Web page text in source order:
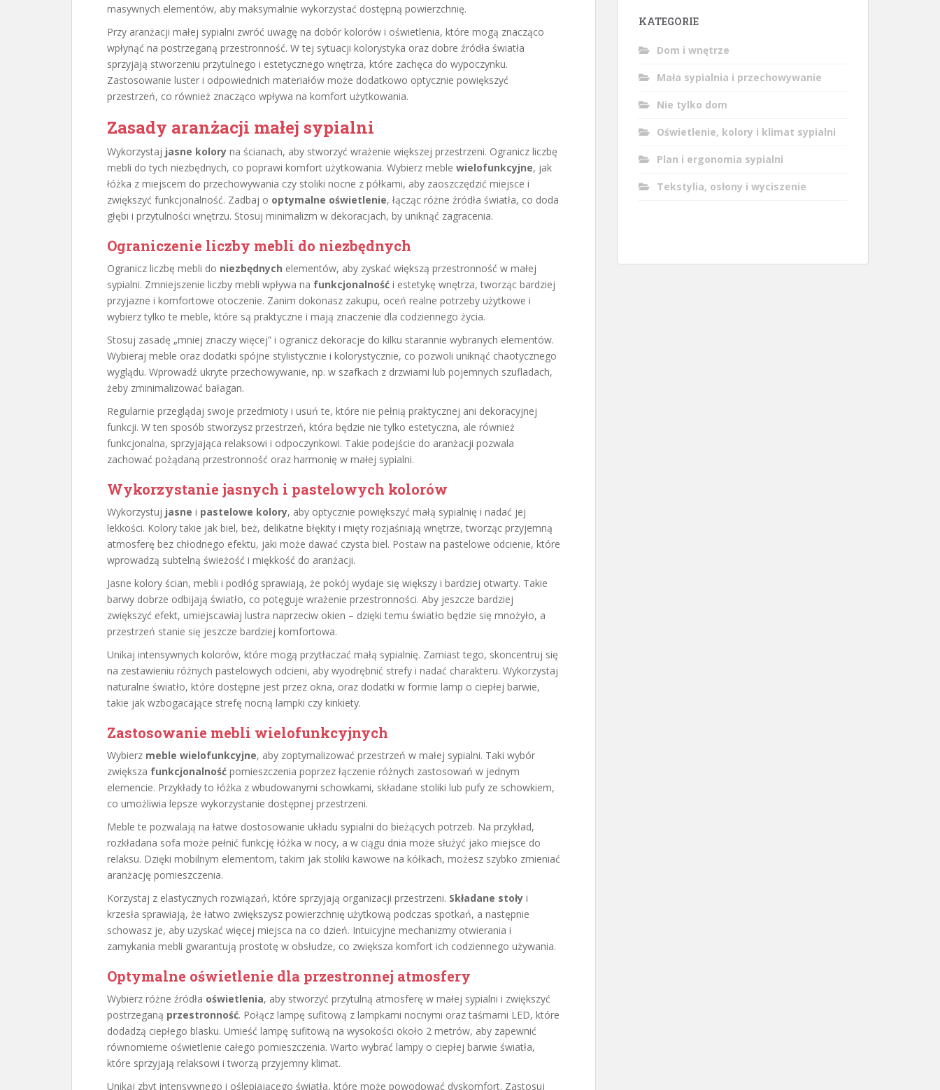
masywnych elementów, aby maksymalnie wykorzystać dostępną powierzchnię.
Przy aranżacji małej sypialni zwróć uwagę na dobór kolorów i oświetlenia, które mogą znacząco
wpłynąć na postrzeganą przestronność. W tej sytuacji kolorystyka oraz dobre źródła światła
sprzyjają stworzeniu przytulnego i estetycznego wnętrza, które zachęca do wypoczynku.
Zastosowanie luster i odpowiednich materiałów może dodatkowo optycznie powiększyć
przestrzeń, co również znacząco wpływa na komfort użytkowania.
Zasady aranżacji małej sypialni
Wykorzystaj jasne kolory na ścianach, aby stworzyć wrażenie większej przestrzeni. Ogranicz liczbę
mebli do tych niezbędnych, co poprawi komfort użytkowania. Wybierz meble wielofunkcyjne, jak
łóżka z miejscem do przechowywania czy stoliki nocne z półkami, aby zaoszczędzić miejsce i
zwiększyć funkcjonalność. Zadbaj o optymalne oświetlenie, łącząc różne źródła światła, co doda
głębi i przytulności wnętrzu. Stosuj minimalizm w dekoracjach, by uniknąć zagracenia.
Ograniczenie liczby mebli do niezbędnych
Ogranicz liczbę mebli do niezbędnych elementów, aby zyskać większą przestronność w małej
sypialni. Zmniejszenie liczby mebli wpływa na funkcjonalność i estetykę wnętrza, tworząc bardziej
przyjazne i komfortowe otoczenie. Zanim dokonasz zakupu, oceń realne potrzeby użytkowe i
wybierz tylko te meble, które są praktyczne i mają znaczenie dla codziennego życia.
Stosuj zasadę „mniej znaczy więcej” i ogranicz dekoracje do kilku starannie wybranych elementów.
Wybieraj meble oraz dodatki spójne stylistycznie i kolorystycznie, co pozwoli uniknąć chaotycznego
wyglądu. Wprowadź ukryte przechowywanie, np. w szafkach z drzwiami lub pojemnych szufladach,
żeby zminimalizować bałagan.
Regularnie przeglądaj swoje przedmioty i usuń te, które nie pełnią praktycznej ani dekoracyjnej
funkcji. W ten sposób stworzysz przestrzeń, która będzie nie tylko estetyczna, ale również
funkcjonalna, sprzyjająca relaksowi i odpoczynkowi. Takie podejście do aranżacji pozwala
zachować pożądaną przestronność oraz harmonię w małej sypialni.
Wykorzystanie jasnych i pastelowych kolorów
Wykorzystuj jasne i pastelowe kolory, aby optycznie powiększyć małą sypialnię i nadać jej
lekkości. Kolory takie jak biel, beż, delikatne błękity i mięty rozjaśniają wnętrze, tworząc przyjemną
atmosferę bez chłodnego efektu, jaki może dawać czysta biel. Postaw na pastelowe odcienie, które
wprowadzą subtelną świeżość i miękkość do aranżacji.
Jasne kolory ścian, mebli i podłóg sprawiają, że pokój wydaje się większy i bardziej otwarty. Takie
barwy dobrze odbijają światło, co potęguje wrażenie przestronności. Aby jeszcze bardziej
zwiększyć efekt, umiejscawiaj lustra naprzeciw okien – dzięki temu światło będzie się mnożyło, a
przestrzeń stanie się jeszcze bardziej komfortowa.
Unikaj intensywnych kolorów, które mogą przytłaczać małą sypialnię. Zamiast tego, skoncentruj się
na zestawieniu różnych pastelowych odcieni, aby wyodrębnić strefy i nadać charakteru. Wykorzystaj
naturalne światło, które dostępne jest przez okna, oraz dodatki w formie lamp o ciepłej barwie,
takie jak wzbogacające strefę nocną lampki czy kinkiety.
Zastosowanie mebli wielofunkcyjnych
Wybierz meble wielofunkcyjne, aby zoptymalizować przestrzeń w małej sypialni. Taki wybór
zwiększa funkcjonalność pomieszczenia poprzez łączenie różnych zastosowań w jednym
elemencie. Przykłady to łóżka z wbudowanymi schowkami, składane stoliki lub pufy ze schowkiem,
co umożliwia lepsze wykorzystanie dostępnej przestrzeni.
Meble te pozwalają na łatwe dostosowanie układu sypialni do bieżących potrzeb. Na przykład,
rozkładana sofa może pełnić funkcję łóżka w nocy, a w ciągu dnia może służyć jako miejsce do
relaksu. Dzięki mobilnym elementom, takim jak stoliki kawowe na kółkach, możesz szybko zmieniać
aranżację pomieszczenia.
Korzystaj z elastycznych rozwiązań, które sprzyjają organizacji przestrzeni. Składane stoły i
krzesła sprawiają, że łatwo zwiększysz powierzchnię użytkową podczas spotkań, a następnie
schowasz je, aby uzyskać więcej miejsca na co dzień. Intuicyjne mechanizmy otwierania i
zamykania mebli gwarantują prostotę w obsłudze, co zwiększa komfort ich codziennego używania.
Optymalne oświetlenie dla przestronnej atmosfery
Wybierz różne źródła oświetlenia, aby stworzyć przytulną atmosferę w małej sypialni i zwiększyć
postrzeganą przestronność. Połącz lampę sufitową z lampkami nocnymi oraz taśmami LED, które
dodadzą ciepłego blasku. Umieść lampę sufitową na wysokości około 2 metrów, aby zapewnić
równomierne oświetlenie całego pomieszczenia. Warto wybrać lampy o ciepłej barwie światła,
które sprzyjają relaksowi i tworzą przyjemny klimat.
Unikaj zbyt intensywnego i oślepiającego światła, które może powodować dyskomfort. Zastosuj
KATEGORIE
Dom i wnętrze
Mała sypialnia i przechowywanie
Nie tylko dom
Oświetlenie, kolory i klimat sypialni
Plan i ergonomia sypialni
Tekstylia, osłony i wyciszenie